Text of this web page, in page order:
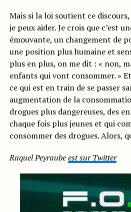
Mais si la loi soutient ce
je peux aider. Je crois que c’est
émouvante, un changement de
une position plus humaine et
plus en plus, on me dit : « non,
enfants qui vont consommer. »
ce qui est en train de se passer
augmentation de la
drogues plus dangereuses, des
chaque fois plus jeunes et qui
consommer des drogues. Alors,
Raquel Peyraubeest sur Twitter